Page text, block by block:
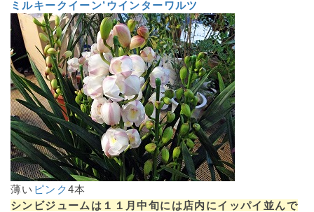
ミルキークイーン’ウインターワルツ
薄い ピンク4本
シンビジュームは１１月中旬には店内にイッパイ並んで